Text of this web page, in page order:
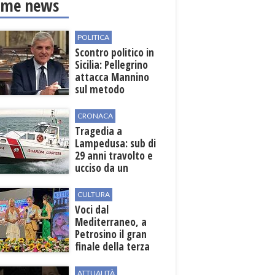
news
POLITICA
Scontro politico in
Sicilia: Pellegrino
attacca Mannino
sul metodo
CRONACA
Tragedia a
Lampedusa: sub di
29 anni travolto e
ucciso da un
CULTURA
Voci dal
Mediterraneo, a
Petrosino il gran
finale della terza
palco i Jalisse
ATTUALITÀ